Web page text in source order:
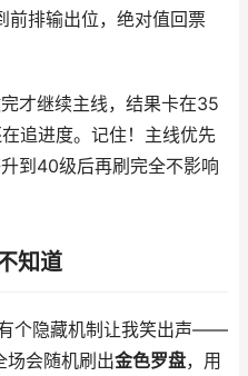
前排输出位，绝对值回票
才继续主线，结果卡在35
追进度。记住！主线优先
到40级后再刷完全不影响
知道
个隐藏机制让我笑出声——
场会随机刷出金色罗盘，用